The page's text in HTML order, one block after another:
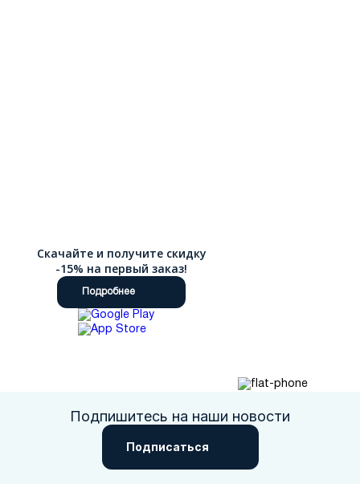
Скачайте и получите скидку
-15% на первый заказ!
Подробнее
Подпишитесь на наши новости
Подписаться